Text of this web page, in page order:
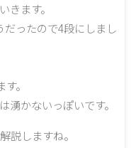
きます。
ったので4段にしまし
。
湧かないっぽいです。
説しますね。